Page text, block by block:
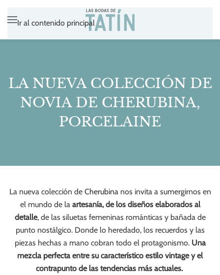
Ir al contenido principal
LA NUEVA COLECCIÓN DE
NOVIA DE CHERUBINA,
PORCELAINE
La nueva colección deCherubinanos invita a sumergirnos en
el mundo de laartesanía, de los diseños elaborados al
detalle, de las siluetas femeninas románticas y bañada de
punto nostálgico. Donde lo heredado, los recuerdos y las
piezas hechas a mano cobran todo el protagonismo. Una
mezcla perfecta entre su característico estilo vintage y el
contrapunto de las tendencias más actuales.